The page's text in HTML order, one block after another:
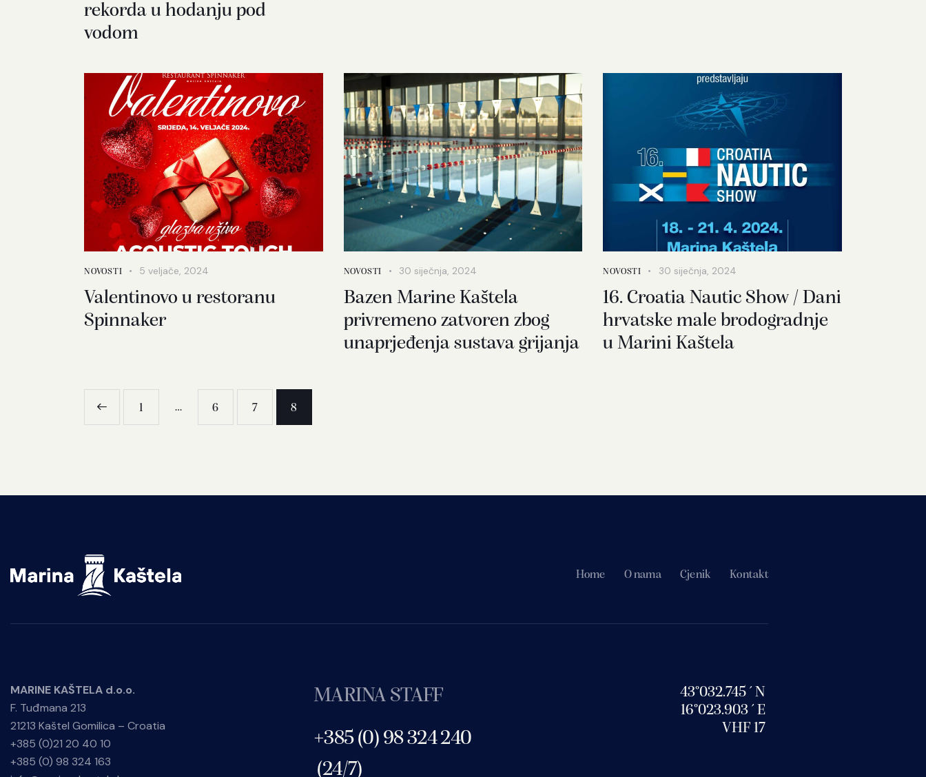
rekorda u hodanju pod
vodom
NOVOSTI 5 veljače, 2024
Valentinovo u restoranu
Spinnaker
NOVOSTI 30 siječnja, 2024
Bazen Marine Kaštela
privremeno zatvoren zbog
unaprjeđenja sustava grijanja
NOVOSTI 30 siječnja, 2024
16. Croatia Nautic Show / Dani
hrvatske male brodogradnje
u Marini Kaštela
1 … 6 7 8
Home O nama Cjenik Kontakt
MARINE KAŠTELA d.o.o.
F. Tuđmana 213
21213 Kaštel Gomilica – Croatia
+385 (0)21 20 40 10
+385 (0) 98 324 163
MARINA STAFF
+385 (0) 98 324 240
(24/7)
43°032.745´N
16°023.903´E
VHF 17